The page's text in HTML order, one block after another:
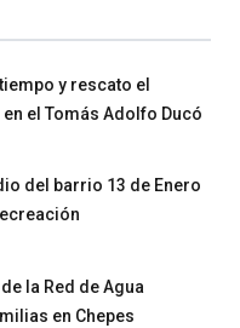
y rescato el
el Tomás Adolfo Ducó
del barrio 13 de Enero
la Red de Agua
en Chepes